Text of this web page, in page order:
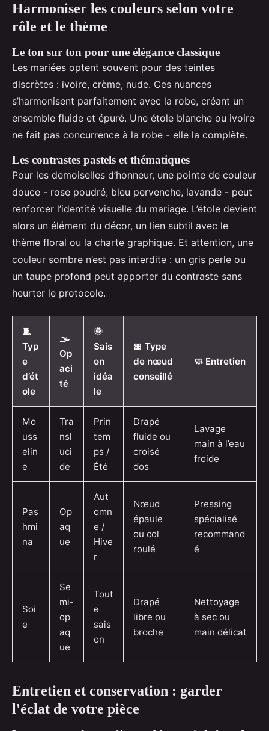
Harmoniser les couleurs selon votre
rôle et le thème
Le ton sur ton pour une élégance classique
Les mariées optent souvent pour des teintes
discrètes : ivoire, crème, nude. Ces nuances
s’harmonisent parfaitement avec la robe, créant un
ensemble fluide et épuré. Une étole blanche ou ivoire
ne fait pas concurrence à la robe - elle la complète.
Les contrastes pastels et thématiques
Pour les demoiselles d’honneur, une pointe de couleur
douce - rose poudré, bleu pervenche, lavande - peut
renforcer l’identité visuelle du mariage. L’étole devient
alors un élément du décor, un lien subtil avec le
thème floral ou la charte graphique. Et attention, une
couleur sombre n’est pas interdite : un gris perle ou
un taupe profond peut apporter du contraste sans
heurter le protocole.
🧵
Typ
e
d’ét
ole
🌫️
Op
aci
té
🌞
Sais
on
idéa
le
🎀 Type
de nœud
conseillé
🧼 Entretien
Mo
uss
elin
e
Tra
nsl
uci
de
Prin
tem
ps /
Été
Drapé
fluide ou
croisé
dos
Lavage
main à l’eau
froide
Pas
hmi
na
Op
aq
ue
Aut
omn
e /
Hive
r
Nœud
épaule
ou col
roulé
Pressing
spécialisé
recommand
é
Soi
e
Se
mi-
op
aq
ue
Tout
e
sais
on
Drapé
libre ou
broche
Nettoyage
à sec ou
main délicat
Entretien et conservation : garder
l'éclat de votre pièce